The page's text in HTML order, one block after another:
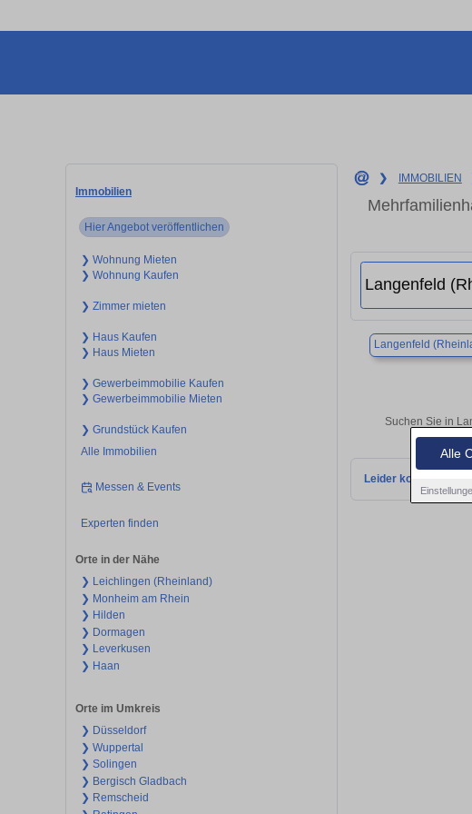
Alle
Immobilien
Hier Angebot veröffentlichen
❯ Wohnung Mieten
❯ Wohnung Kaufen
❯ Zimmer mieten
❯ Haus Kaufen
❯ Haus Mieten
❯ Gewerbeimmobilie Kaufen
❯ Gewerbeimmobilie Mieten
❯ Grundstück Kaufen
Alle Immobilien
Messen & Events
Experten finden
Orte in der Nähe
❯ Leichlingen (Rheinland)
❯ Monheim am Rhein
❯ Hilden
❯ Dormagen
❯ Leverkusen
❯ Haan
Orte im Umkreis
❯ Düsseldorf
❯ Wuppertal
❯ Solingen
❯ Bergisch Gladbach
❯ Remscheid
❯ IMMOBILIEN
Langenfeld
Suchen Sie in
Egal, ob
Leider konnten wir